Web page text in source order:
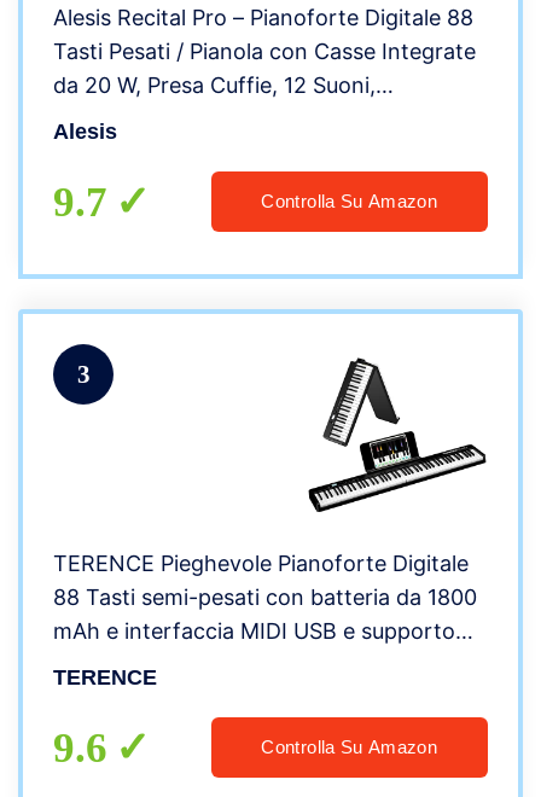
Alesis Recital Pro – Pianoforte Digitale 88
Tasti Pesati / Pianola con Casse Integrate
da 20 W, Presa Cuffie, 12 Suoni,
Alimentatore e Lezioni Online
Alesis
9.7 Controlla Su Amazon
3
TERENCE Pieghevole Pianoforte Digitale
88 Tasti semi-pesati con batteria da 1800
mAh e interfaccia MIDI USB e supporto
per spartiti Bluetooth Borsa adesiva Cavo
TERENCE
9.6 Controlla Su Amazon